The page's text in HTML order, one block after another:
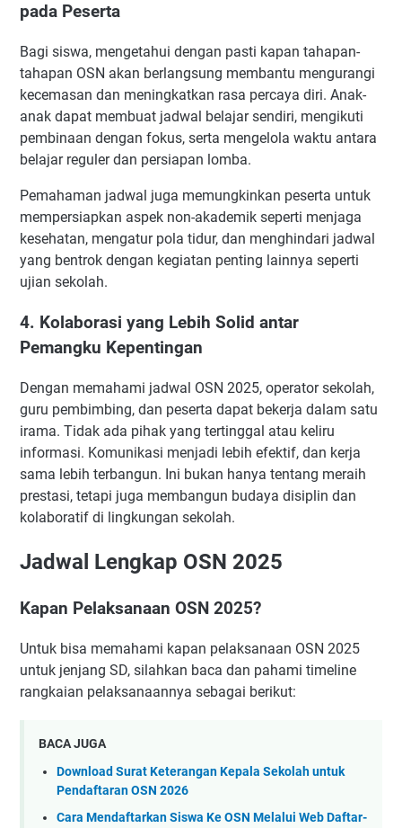
pada Peserta
Bagi siswa, mengetahui dengan pasti kapan tahapan-
tahapan OSN akan berlangsung membantu mengurangi
kecemasan dan meningkatkan rasa percaya diri. Anak-
anak dapat membuat jadwal belajar sendiri, mengikuti
pembinaan dengan fokus, serta mengelola waktu antara
belajar reguler dan persiapan lomba.
Pemahaman jadwal juga memungkinkan peserta untuk
mempersiapkan aspek non-akademik seperti menjaga
kesehatan, mengatur pola tidur, dan menghindari jadwal
yang bentrok dengan kegiatan penting lainnya seperti
ujian sekolah.
4. Kolaborasi yang Lebih Solid antar
Pemangku Kepentingan
Dengan memahami jadwal OSN 2025, operator sekolah,
guru pembimbing, dan peserta dapat bekerja dalam satu
irama. Tidak ada pihak yang tertinggal atau keliru
informasi. Komunikasi menjadi lebih efektif, dan kerja
sama lebih terbangun. Ini bukan hanya tentang meraih
prestasi, tetapi juga membangun budaya disiplin dan
kolaboratif di lingkungan sekolah.
Jadwal Lengkap OSN 2025
Kapan Pelaksanaan OSN 2025?
Untuk bisa memahami kapan pelaksanaan OSN 2025
untuk jenjang SD, silahkan baca dan pahami timeline
rangkaian pelaksanaannya sebagai berikut:
BACA JUGA
Download Surat Keterangan Kepala Sekolah untuk
Pendaftaran OSN 2026
Cara Mendaftarkan Siswa Ke OSN Melalui Web Daftar-